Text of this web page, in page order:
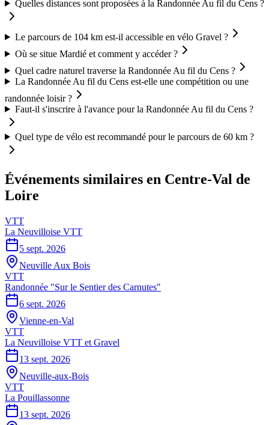
Quelles distances sont proposées à la Randonnée Au fil du Cens ?
Le parcours de 104 km est-il accessible en vélo Gravel ?
Où se situe Mardié et comment y accéder ?
Quel cadre naturel traverse la Randonnée Au fil du Cens ?
La Randonnée Au fil du Cens est-elle une compétition ou une
randonnée loisir ?
Faut-il s'inscrire à l'avance pour la Randonnée Au fil du Cens ?
Quel type de vélo est recommandé pour le parcours de 60 km ?
Événements similaires en Centre-Val de
Loire
VTT
La Neuvilloise VTT
5 sept. 2026
Neuville Aux Bois
VTT
Randonnée "Sur le Sentier des Carnutes"
6 sept. 2026
Vienne-en-Val
VTT
La Neuvilloise VTT et Gravel
13 sept. 2026
Neuville-aux-Bois
VTT
La Pouillassonne
13 sept. 2026